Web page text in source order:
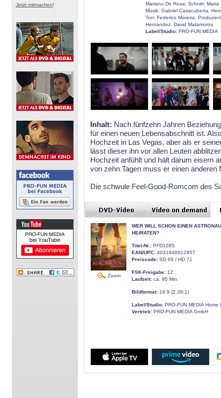
Jetzt mitmachen!
Mariano De Rosa; Schnitt: Maria
Musik: Gabriel Casacuberta,
Ton: Federico Moreira;
Hernández, David Matamoros
Label/Studio: PRO-FUN MEDIA
Inhalt: Nach fünfzehn Jahren
für einen neuen Lebensabschnitt ist.
Hochzeit in Las Vegas, aber als er
lässt dieser ihn vor allen Leuten
Hochzeit anfühlt und hält darum eisern
von zehn Tagen muss er einen
Die schwule Feel-Good-Romcom des
Zoom
WER WILL SCHON EINEN
HEIRATEN?
Titel-Nr.: PFD1285
EAN/UPC: 4031846912857
Preiscode: SD 69 / HD 71
FSK-Freigabe: 12
Laufzeit: ca. 95 Min.
Bildformat: 16:9 (2.39:1)
Label/Studio: PRO-FUN MEDIA Home
Vertrieb: PRO-FUN MEDIA GmbH